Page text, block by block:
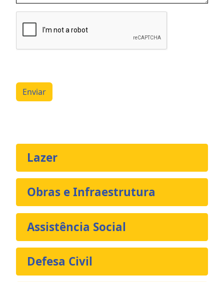
Enviar
Lazer
Obras e Infraestrutura
Assistência Social
Defesa Civil